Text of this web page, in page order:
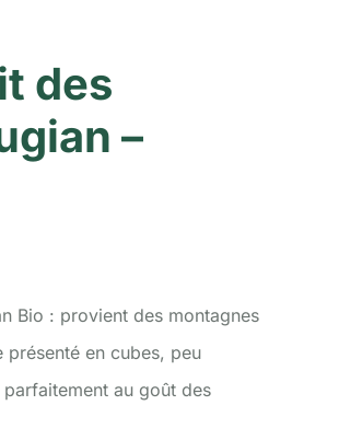
des
–
Bio : provient des montagnes
en cubes, peu
au goût des